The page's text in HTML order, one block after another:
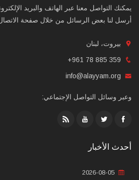
يمكنك التواصل معنا عبر الهاتف والبريد
أرسل لنا بعض الرسائل من خلال صفحة الاتصال
بيروت، لبنان
+961 78 885 359
info@alayyam.org
وعبر وسائل التواصل الإجتماعي:
أحدث الأخبار